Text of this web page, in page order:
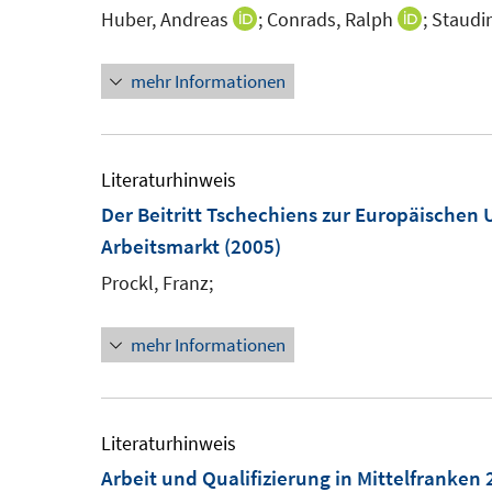
Huber, Andreas
I
n
u
m
F
s
t
f
; Conrads, Ralph
I
u
m
f
;
mehr Informationen
Literaturhinweis
Der Beitritt Tschechiens zur Europäischen
Arbeitsmarkt (2005)
Prockl, Franz;
mehr Informationen
Literaturhinweis
Arbeit und Qualifizierung in Mittelfranken